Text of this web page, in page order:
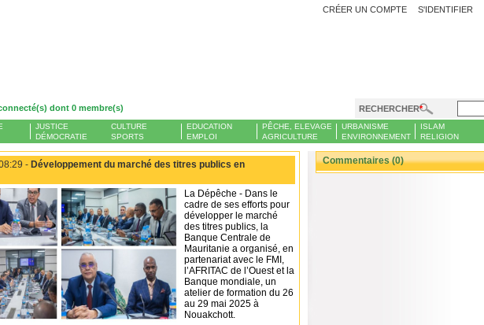
CRÉER UN COMPTE S'IDENTIFIER
dont 0 membre(s) RECHERCHER
JUSTICE
DÉMOCRATIE
CULTURE
SPORTS
EDUCATION
EMPLOI
PÊCHE, ELEVAGE
AGRICULTURE
URBANISME
ENVIRONNEMENT
ISLAM
RELIGION
- Développement du marché des titres publics en
La Dépêche - Dans le
cadre de ses efforts pour
développer le marché
des titres publics, la
Banque Centrale de
Mauritanie a organisé, en
partenariat avec le FMI,
l’AFRITAC de l’Ouest et la
Banque mondiale, un
atelier de formation du 26
au 29 mai 2025 à
Nouakchott.
Commentaires (0)